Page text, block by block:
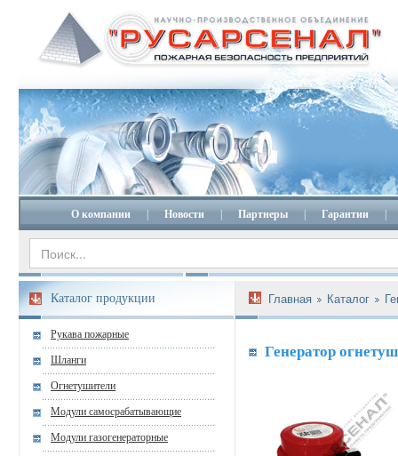
О компании Новости Партнеры Гарантии
Каталог продукции
Рукава пожарные
Шланги
Огнетушители
Модули самосрабатывающие
Модули газогенераторные
Главная Каталог
Генератор